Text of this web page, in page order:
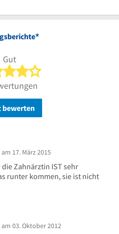
Uhr
*
Gut
4 von 5 Sternen
bewerten
am 17. März 2015
Zahnärztin IST sehr
runter kommen, sie ist nicht
am 03. Oktober 2012